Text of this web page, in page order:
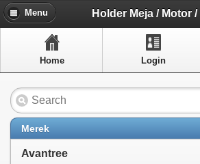
Home Login
Menu
Merek
Avantree
Menu
Artikel
Layanan Pelangan
FAQ
Info Dropship